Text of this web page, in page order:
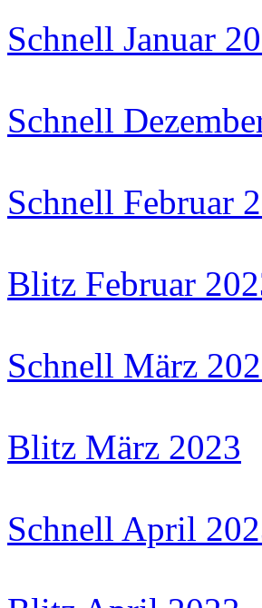
Schnell Januar
Schnell
Schnell Februar
Blitz Februar
Schnell März
Blitz März 2023
Schnell April